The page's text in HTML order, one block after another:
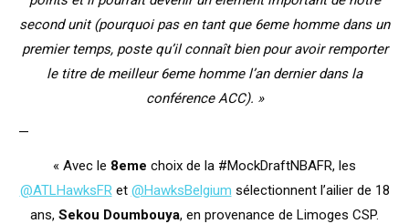
second unit (pourquoi pas en tant que 6eme homme dans un
premier temps, poste qu’il connaît bien pour avoir remporter
le titre de meilleur 6eme homme l’an dernier dans la
conférence ACC). »
—
« Avec le 8eme choix de la #MockDraftNBAFR, les
@ATLHawksFRet @HawksBelgium sélectionnent l’ailier de 18
ans, Sekou Doumbouya, en provenance de Limoges CSP.